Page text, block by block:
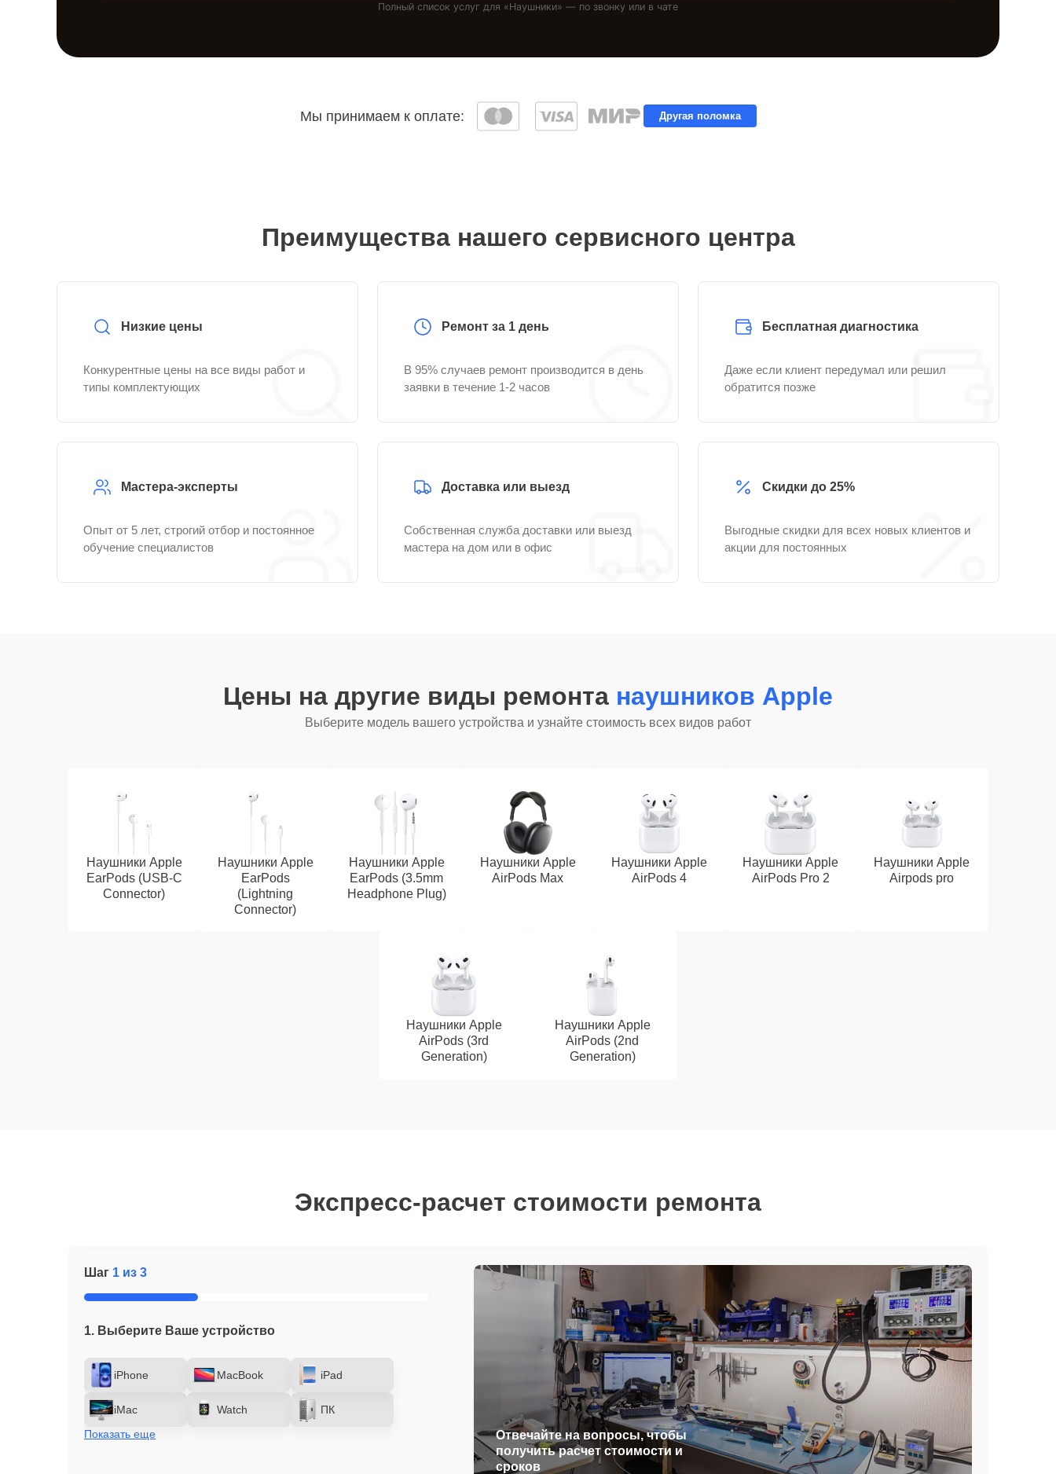
Полный список услуг для «Наушники» — по звонку или в чате
Мы принимаем к оплате: Другая поломка
Преимущества нашего сервисного центра
Низкие цены
Конкурентные цены на все виды работ и
типы комплектующих
Ремонт за 1 день
В 95% случаев ремонт производится в день
заявки в течение 1-2 часов
Бесплатная диагностика
Даже если клиент передумал или решил
обратится позже
Мастера-эксперты
Опыт от 5 лет, строгий отбор и постоянное
обучение специалистов
Доставка или выезд
Собственная служба доставки или выезд
мастера на дом или в офис
Скидки до 25%
Выгодные скидки для всех новых клиентов и
акции для постоянных
Цены на другие виды ремонта наушников Apple
Выберите модель вашего устройства и узнайте стоимость всех видов работ
Наушники Apple
EarPods (USB-C
Connector)
Наушники Apple
EarPods
(Lightning
Connector)
Наушники Apple
EarPods (3.5mm
Headphone Plug)
Наушники Apple
AirPods Max
Наушники Apple
AirPods 4
Наушники Apple
AirPods Pro 2
Наушники Apple
Airpods pro
Наушники Apple
AirPods (3rd
Generation)
Наушники Apple
AirPods (2nd
Generation)
Экспресс-расчет стоимости ремонта
Шаг 1 из 3
1. Выберите Ваше устройство
iPhone MacBook iPad
iMac Watch
ПК
Показать еще
Отвечайте на вопросы, чтобы
получить расчет стоимости и
сроков